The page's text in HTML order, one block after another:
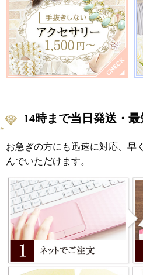
14時まで当日発送・
お急ぎの方にも迅速に対応、早
んでいただけます。